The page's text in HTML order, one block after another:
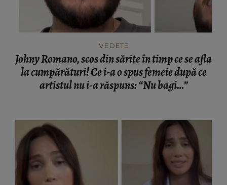
VEDETE
Johny Romano, scos din sărite în timp ce se afla
la cumpărături! Ce i-a o spus femeie după ce
artistul nu i-a răspuns: “Nu bagi…”